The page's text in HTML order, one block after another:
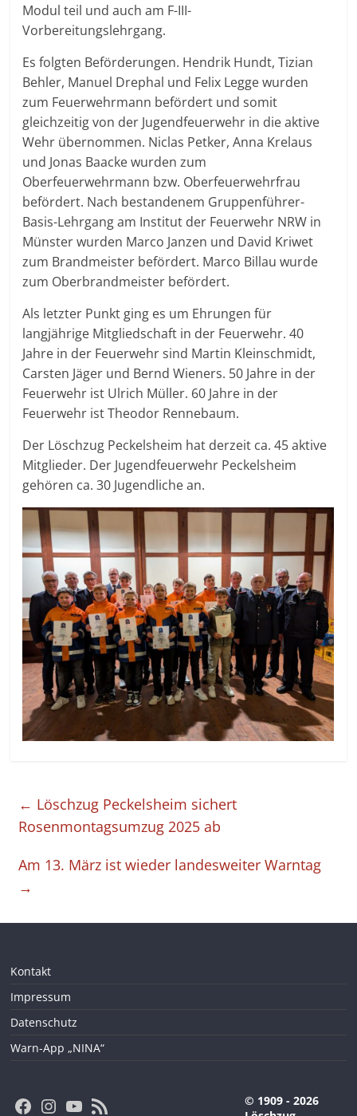
Modul teil und auch am F-III-
Vorbereitungslehrgang.
Es folgten Beförderungen. Hendrik Hundt, Tizian
Behler, Manuel Drephal und Felix Legge wurden
zum Feuerwehrmann befördert und somit
gleichzeitig von der Jugendfeuerwehr in die aktive
Wehr übernommen. Niclas Petker, Anna Krelaus
und Jonas Baacke wurden zum
Oberfeuerwehrmann bzw. Oberfeuerwehrfrau
befördert. Nach bestandenem Gruppenführer-
Basis-Lehrgang am Institut der Feuerwehr NRW in
Münster wurden Marco Janzen und David Kriwet
zum Brandmeister befördert. Marco Billau wurde
zum Oberbrandmeister befördert.
Als letzter Punkt ging es um Ehrungen für
langjährige Mitgliedschaft in der Feuerwehr. 40
Jahre in der Feuerwehr sind Martin Kleinschmidt,
Carsten Jäger und Bernd Wieners. 50 Jahre in der
Feuerwehr ist Ulrich Müller. 60 Jahre in der
Feuerwehr ist Theodor Rennebaum.
Der Löschzug Peckelsheim hat derzeit ca. 45 aktive
Mitglieder. Der Jugendfeuerwehr Peckelsheim
gehören ca. 30 Jugendliche an.
← Löschzug Peckelsheim sichert
Rosenmontagsumzug 2025 ab
Am 13. März ist wieder landesweiter Warntag
→
Kontakt
Impressum
Datenschutz
Warn-App „NINA“
Facebook Instagram YouTube RSS-Feed
© 1909 - 2026